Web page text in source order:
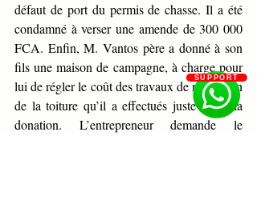
défaut de port du permis de chasse. Il a été
condamné à verser une amende de 300 000
FCA. Enfin, M. Vantos père a donné à son
fils une maison de campagne, à charge pour
lui de régler le coût des travaux de réparation
de la toiture qu’il a effectués juste avant la
donation. L’entrepreneur demande le
SUPPORT